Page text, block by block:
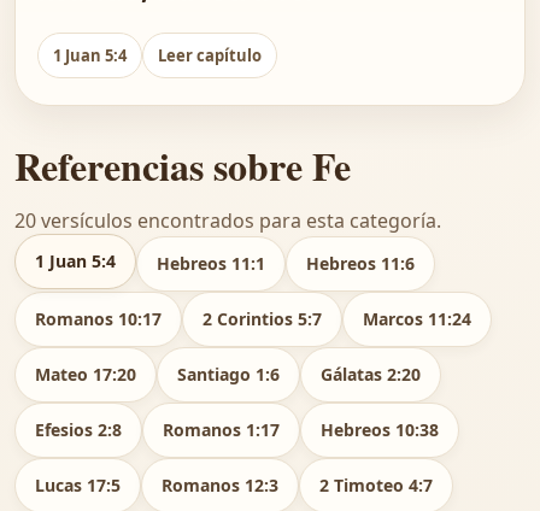
1 Juan 5:4 Leer capítulo
Referencias sobre Fe
20 versículos encontrados para esta categoría.
1 Juan 5:4 Hebreos 11:1 Hebreos 11:6
Romanos 10:17 2 Corintios 5:7 Marcos 11:24
Mateo 17:20 Santiago 1:6 Gálatas 2:20
Efesios 2:8 Romanos 1:17 Hebreos 10:38
Lucas 17:5 Romanos 12:3 2 Timoteo 4:7